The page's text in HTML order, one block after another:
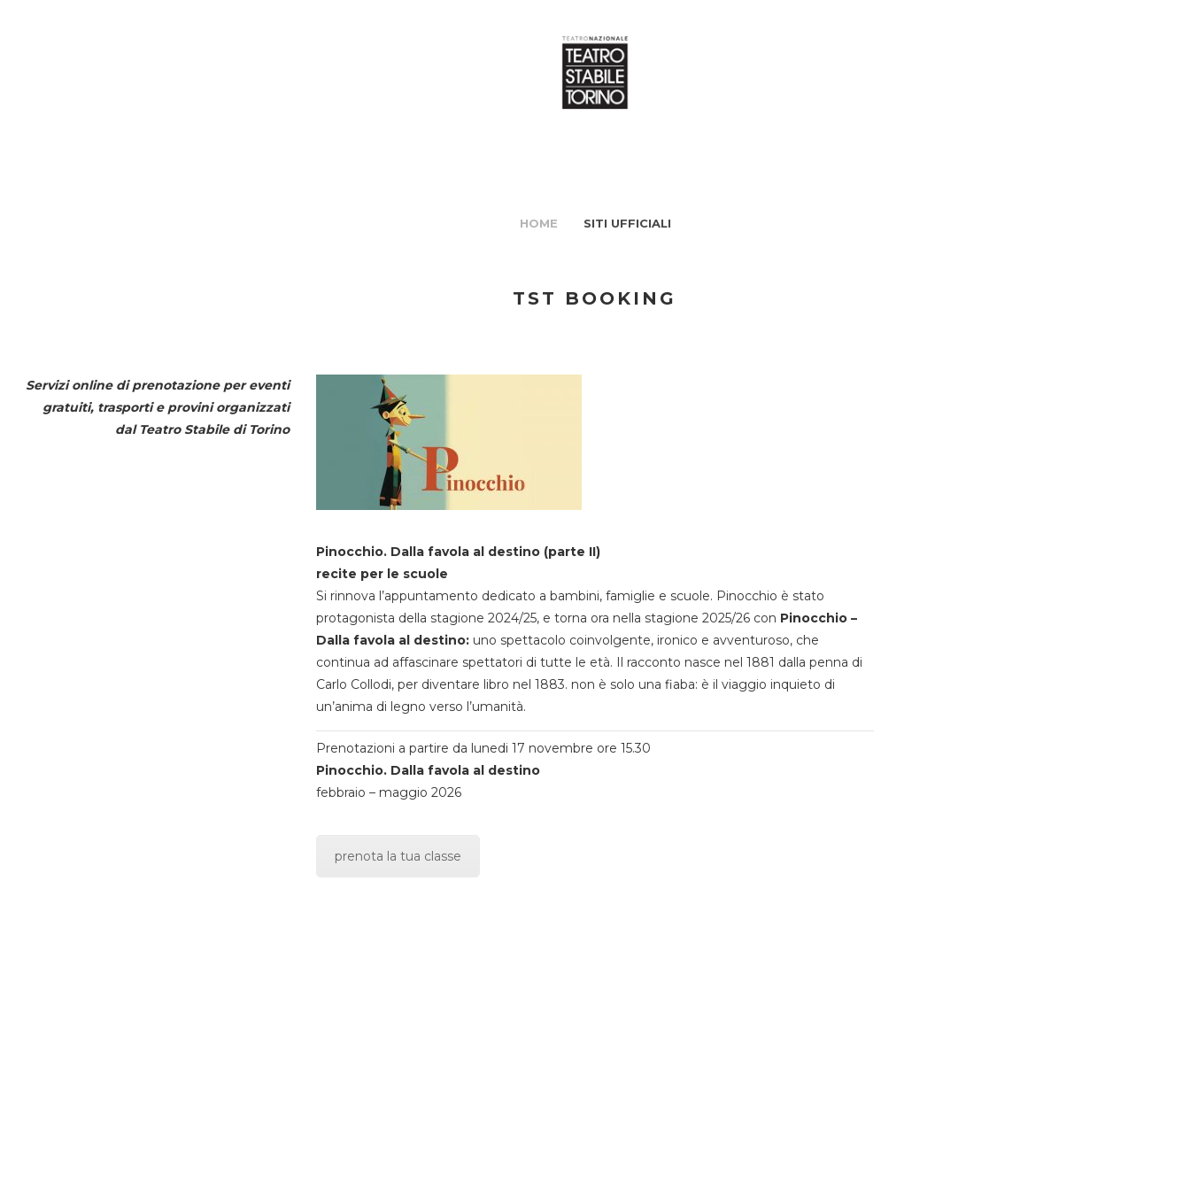
HOME SITI UFFICIALI
TST BOOKING
Servizi online di prenotazione per eventi
gratuiti, trasporti e provini organizzati
dal Teatro Stabile di Torino
Pinocchio. Dalla favola al destino (parte II)
recite per le scuole
Si rinnova l’appuntamento dedicato a bambini, famiglie e scuole. Pinocchio è stato
protagonista della stagione 2024/25, e torna ora nella stagione 2025/26 con Pinocchio –
Dalla favola al destino:uno spettacolo coinvolgente, ironico e avventuroso, che
continua ad affascinare spettatori di tutte le età. Il racconto nasce nel 1881 dalla penna di
Carlo Collodi, per diventare libro nel 1883. non è solo una fiaba: è il viaggio inquieto di
un’anima di legno verso l’umanità.
Prenotazioni a partire da lunedi 17 novembre ore 15.30
Pinocchio. Dalla favola al destino
febbraio – maggio 2026
prenota la tua classe